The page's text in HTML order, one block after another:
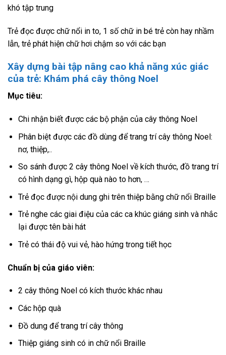
khó tập trung
Trẻ đọc được chữ nổi in to, 1 số chữ in bé trẻ còn hay nhầm
lẫn, trẻ phát hiện chữ hơi chậm so với các bạn
Xây dựng bài tập nâng cao khả năng xúc giác
của trẻ: Khám phá cây thông Noel
Mục tiêu:
Chi nhận biết được các bộ phận của cây thông Noel
Phân biệt được các đồ dùng để trang trí cây thông Noel:
nơ, thiệp,..
So sánh được 2 cây thông Noel về kích thước, đồ trang trí
có hình dạng gì, hộp quà nào to hơn, …
Trẻ đọc được nội dung ghi trên thiệp bằng chữ nổi Braille
Trẻ nghe các giai điệu của các ca khúc giáng sinh và nhắc
lại được tên bài hát
Trẻ có thái độ vui vẻ, hào hứng trong tiết học
Chuẩn bị của giáo viên:
2 cây thông Noel có kích thước khác nhau
Các hộp quà
Đồ dung để trang trí cây thông
Thiệp giáng sinh có in chữ nổi Braille